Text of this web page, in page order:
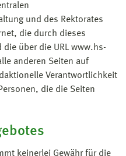
und des Rektorates
die durch dieses
über die URL www.hs-
anderen Seiten auf
Verantwortlichkeit
die die Seiten
keinerlei Gewähr für die